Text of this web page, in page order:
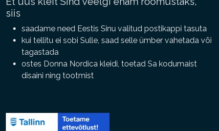
siis
saadame need Eestis Sinu valitud postikappi tasuta
kui tellitu ei sobi Sulle, saad selle ümber vahetada või
tagastada
ostes Donna Nordica kleidi, toetad Sa kodumaist
disaini ning tootmist